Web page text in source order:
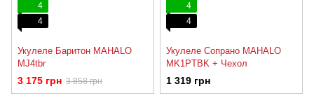
4
4
Укулеле Баритон MAHALO
MJ4tbr
3 175 грн 3 858 грн
4
4
Укулеле Сопрано MAHALO
MK1PTBK + Чехол
1 319 грн